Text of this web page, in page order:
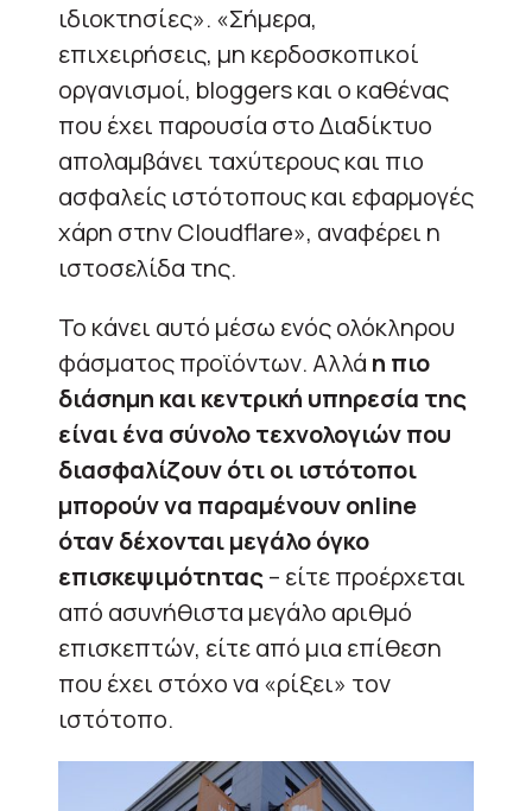
ιδιοκτησίες». «Σήμερα,
επιχειρήσεις, μη κερδοσκοπικοί
οργανισμοί, bloggers και ο καθένας
που έχει παρουσία στο Διαδίκτυο
απολαμβάνει ταχύτερους και πιο
ασφαλείς ιστότοπους και εφαρμογές
χάρη στην Cloudflare», αναφέρει η
ιστοσελίδα της.
Το κάνει αυτό μέσω ενός ολόκληρου
φάσματος προϊόντων. Αλλά η πιο
διάσημη και κεντρική υπηρεσία της
είναι ένα σύνολο τεχνολογιών που
διασφαλίζουν ότι οι ιστότοποι
μπορούν να παραμένουν online
όταν δέχονται μεγάλο όγκο
επισκεψιμότητας– είτε προέρχεται
από ασυνήθιστα μεγάλο αριθμό
επισκεπτών, είτε από μια επίθεση
που έχει στόχο να «ρίξει» τον
ιστότοπο.